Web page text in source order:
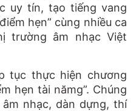
uy tín, tạo tiếng vang
hẹn” cùng nhiều ca
trường âm nhạc Việt
tục thực hiện chương
hẹn tài nămg”. Chúng
nhạc, dàn dựng, thí